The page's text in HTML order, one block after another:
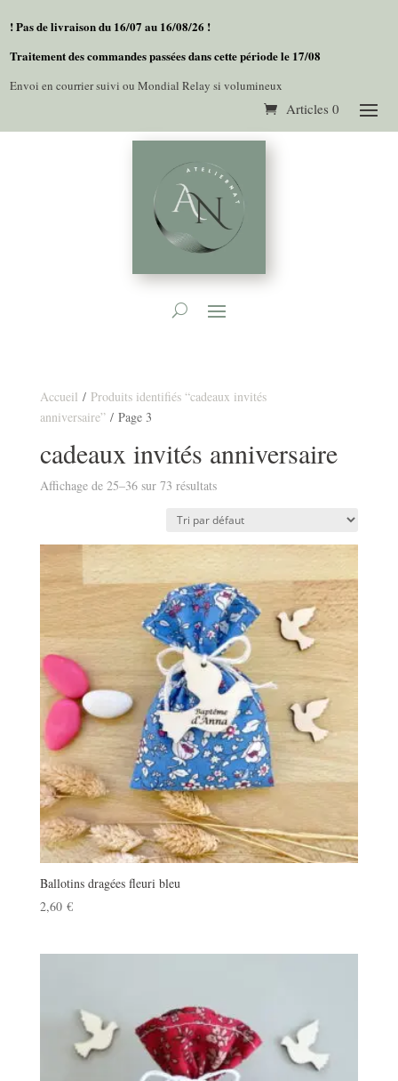
! Pas de livraison du 16/07 au 16/08/26 !
Traitement des commandes passées dans cette période le 17/08
Envoi en courrier suivi ou Mondial Relay si volumineux
Articles 0
Accueil / Produits identifiés “cadeaux invités
anniversaire”/ Page 3
cadeaux invités anniversaire
Affichage de 25–36 sur 73 résultats
Ballotins dragées fleuri bleu
2,60 €